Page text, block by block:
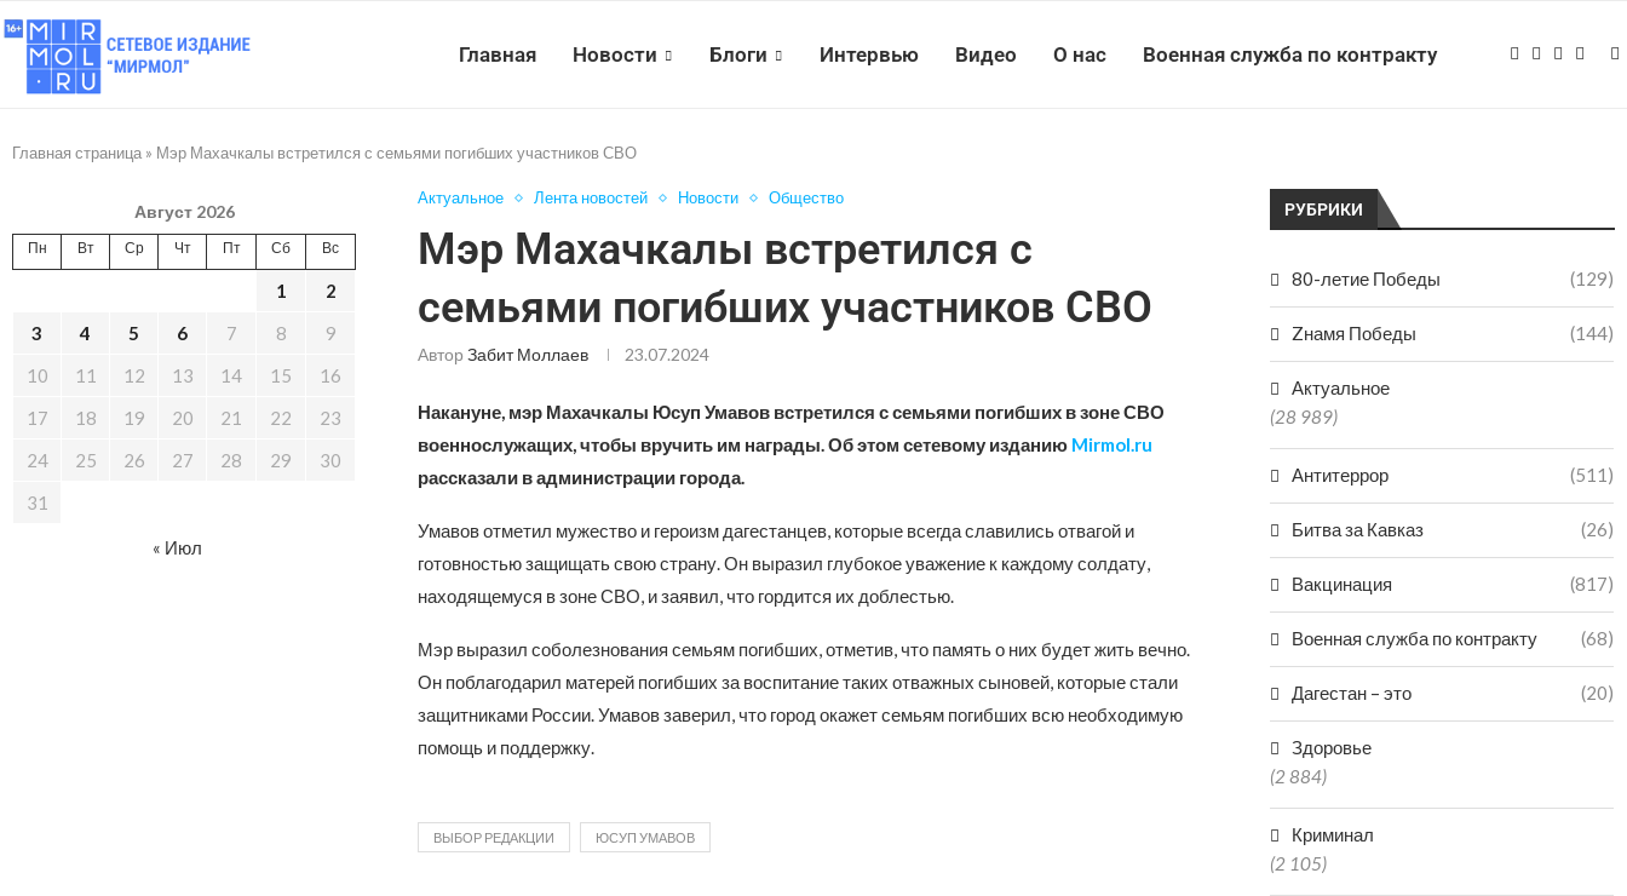
Главная Новости Блоги Интервью Видео О нас Военная служба по контракту
Главная страница » Мэр Махачкалы встретился с семьями погибших участников СВО
Актуальное Лента новостей Новости Общество
Мэр Махачкалы встретился с
семьями погибших участников СВО
Автор Забит Моллаев 23.07.2024
Накануне, мэр Махачкалы Юсуп Умавов встретился с семьями погибших в зоне СВО
военнослужащих, чтобы вручить им награды. Об этом сетевому изданию Mirmol.ru
рассказали в администрации города.
Умавов отметил мужество и героизм дагестанцев, которые всегда славились отвагой и
готовностью защищать свою страну. Он выразил глубокое уважение к каждому солдату,
находящемуся в зоне СВО, и заявил, что гордится их доблестью.
Мэр выразил соболезнования семьям погибших, отметив, что память о них будет жить вечно.
Он поблагодарил матерей погибших за воспитание таких отважных сыновей, которые стали
защитниками России. Умавов заверил, что город окажет семьям погибших всю необходимую
помощь и поддержку.
ВЫБОР РЕДАКЦИИ ЮСУП УМАВОВ
РУБРИКИ
80-летие Победы (129)
Zнамя Победы (144)
Актуальное
(28 989)
Антитеррор (511)
Битва за Кавказ (26)
Вакцинация (817)
Военная служба по контракту (68)
Дагестан – это (20)
Здоровье
(2 884)
Криминал
(2 105)
Август 2026
Пн Вт Ср Чт Пт Сб Вс
1
2
3
4 5 6 7 8
9
10
11 12 13 14 15
16
17
18 19 20 21 22
23
24
25 26 27 28 29
30
31
« Июл